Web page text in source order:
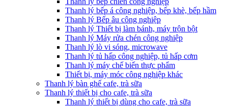
Thanh lý bếp á công nghiệp, bếp khè, bếp hầm
Thanh lý Bếp âu công nghiệp
Thanh lý Thiết bị làm bánh, máy trộn bột
Thanh lý Máy rửa chén công nghiệp
Thanh lý lò vi sóng, microwave
Thanh lý tủ hấp công nghiệp, tủ hấp cơm
Thanh lý máy chế biến thực phẩm
Thiết bị, máy móc công nghiệp khác
Thanh lý bàn ghế cafe, trà sữa
Thanh lý thiết bị cho cafe, trà sữa
Thanh lý thiết bị dùng cho cafe, trà sữa